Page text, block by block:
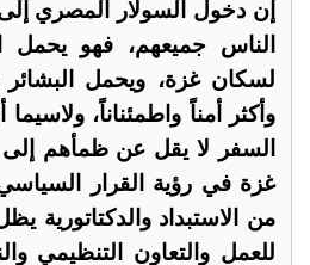
إن دخول السولار المصري
الناس جميعهم، فهو يحمل
لسكان غزة، ويحمل البشائر
وأكثر أمناً واطمئناناً،
السفر لا يقل عن ظمأهم إلى
غزة في رؤية القرار
من الاستبداد والدكتاتورية
للعمل والتعاون التنظيمي